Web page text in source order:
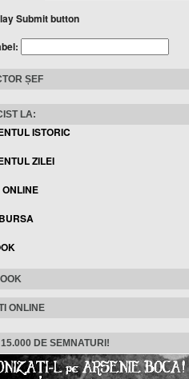
Submit button
ȘEF
LA:
ISTORIC
ZILEI
ONLINE
DE SEMNATURI!